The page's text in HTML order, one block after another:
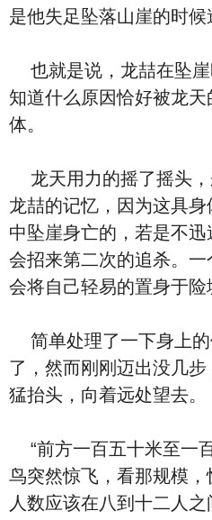
是他失足坠落山崖的时候
也就是说，龙喆在坠崖
知道什么原因恰好被龙
体。
龙天用力的摇了摇头，
龙喆的记忆，因为这具
中坠崖身亡的，若是不
会招来第二次的追杀。
会将自己轻易的置身于险
简单处理了一下身上
了，然而刚刚迈出没几步
猛抬头，向着远处望去。
“前方一百五十米至一
鸟突然惊飞，看那规模，
人数应该在八到十二人